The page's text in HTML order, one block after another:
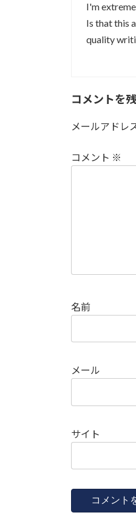
I'm
Is that this
quality
コメントを
メールアドレ
コメント ※
名前
メール
サイト